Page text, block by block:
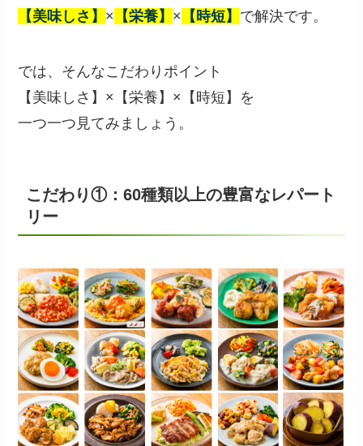
【美味しさ】 × 【栄養】 × 【時短】 で解決です。
では、そんなこだわりポイント
【美味しさ】×【栄養】×【時短】を
一つ一つ見てみましょう。
こだわり①：60種類以上の豊富なレパート
リー